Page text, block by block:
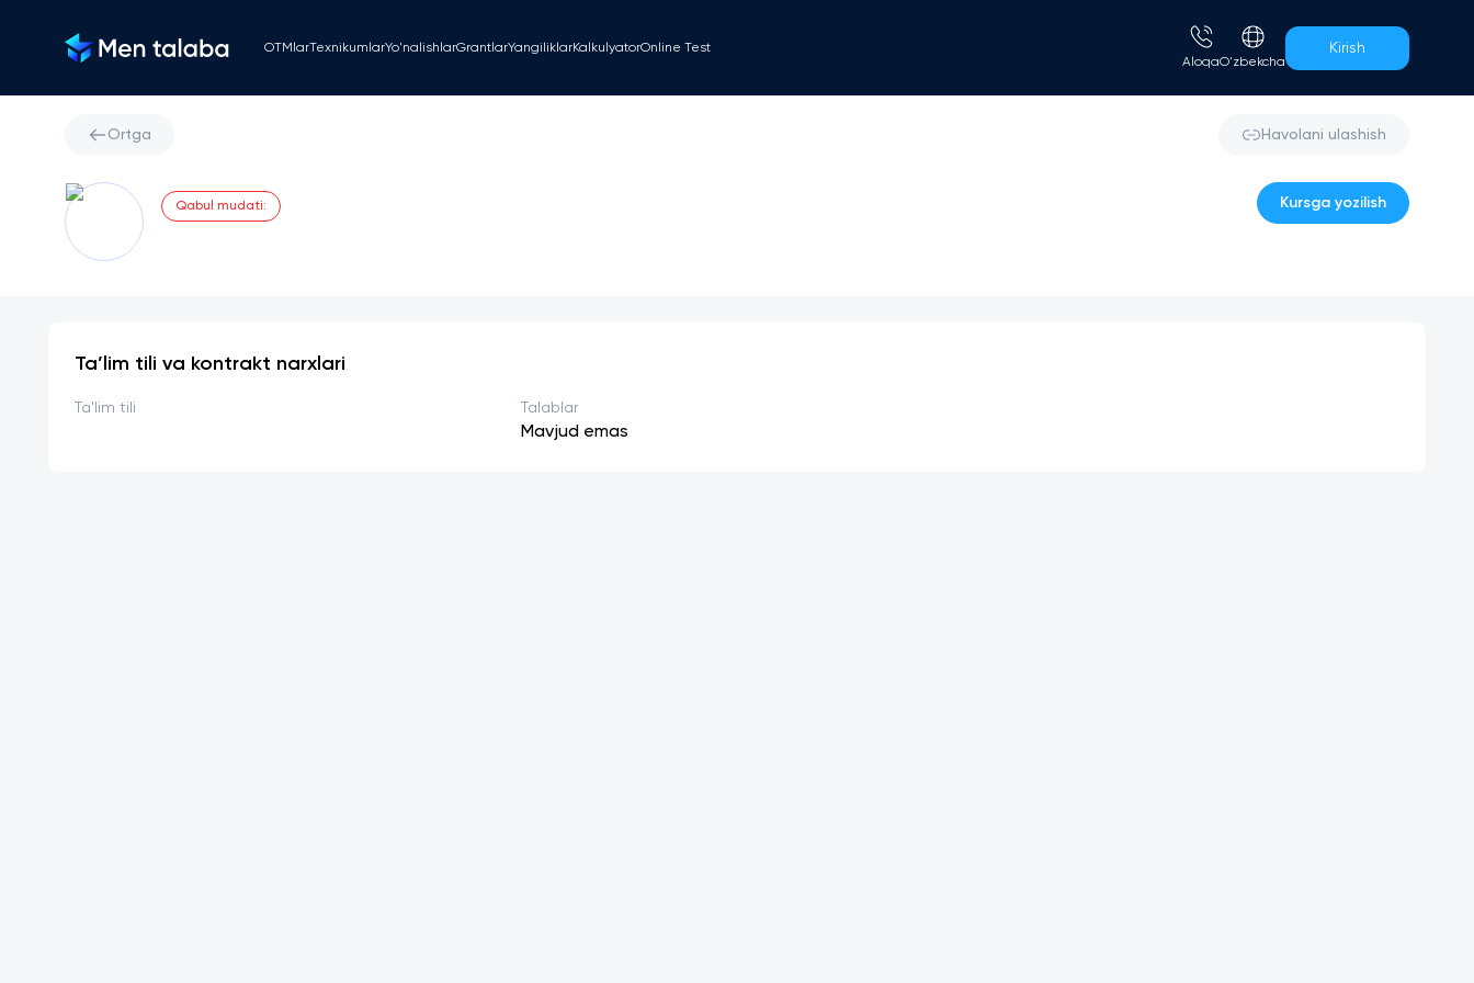
OTMlarTexnikumlarYo'nalishlarGrantlarYangiliklarKalkulyatorOnline Test
AloqaO'zbekcha
Kirish
Ortga Havolani ulashish
Kursga yozilish
Qabul mudati:
Ta’lim tili va kontrakt narxlari
Ta'lim tili Talablar
Mavjud emas